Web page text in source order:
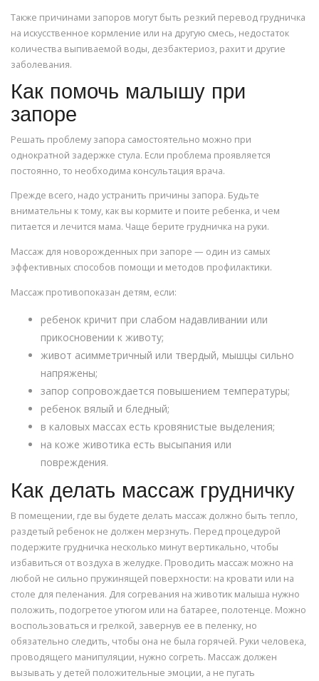
Также причинами запоров могут быть резкий перевод грудничка
на искусственное кормление или на другую смесь, недостаток
количества выпиваемой воды, дезбактериоз, рахит и другие
заболевания.
Как помочь малышу при
запоре
Решать проблему запора самостоятельно можно при
однократной задержке стула. Если проблема проявляется
постоянно, то необходима консультация врача.
Прежде всего, надо устранить причины запора. Будьте
внимательны к тому, как вы кормите и поите ребенка, и чем
питается и лечится мама. Чаще берите грудничка на руки.
Массаж для новорожденных при запоре — один из самых
эффективных способов помощи и методов профилактики.
Массаж противопоказан детям, если:
ребенок кричит при слабом надавливании или
прикосновении к животу;
живот асимметричный или твердый, мышцы сильно
напряжены;
запор сопровождается повышением температуры;
ребенок вялый и бледный;
в каловых массах есть кровянистые выделения;
на коже животика есть высыпания или
повреждения.
Как делать массаж грудничку
В помещении, где вы будете делать массаж должно быть тепло,
раздетый ребенок не должен мерзнуть. Перед процедурой
подержите грудничка несколько минут вертикально, чтобы
избавиться от воздуха в желудке. Проводить массаж можно на
любой не сильно пружинящей поверхности: на кровати или на
столе для пеленания. Для согревания на животик малыша нужно
положить, подогретое утюгом или на батарее, полотенце. Можно
воспользоваться и грелкой, завернув ее в пеленку, но
обязательно следить, чтобы она не была горячей. Руки человека,
проводящего манипуляции, нужно согреть. Массаж должен
вызывать у детей положительные эмоции, а не пугать